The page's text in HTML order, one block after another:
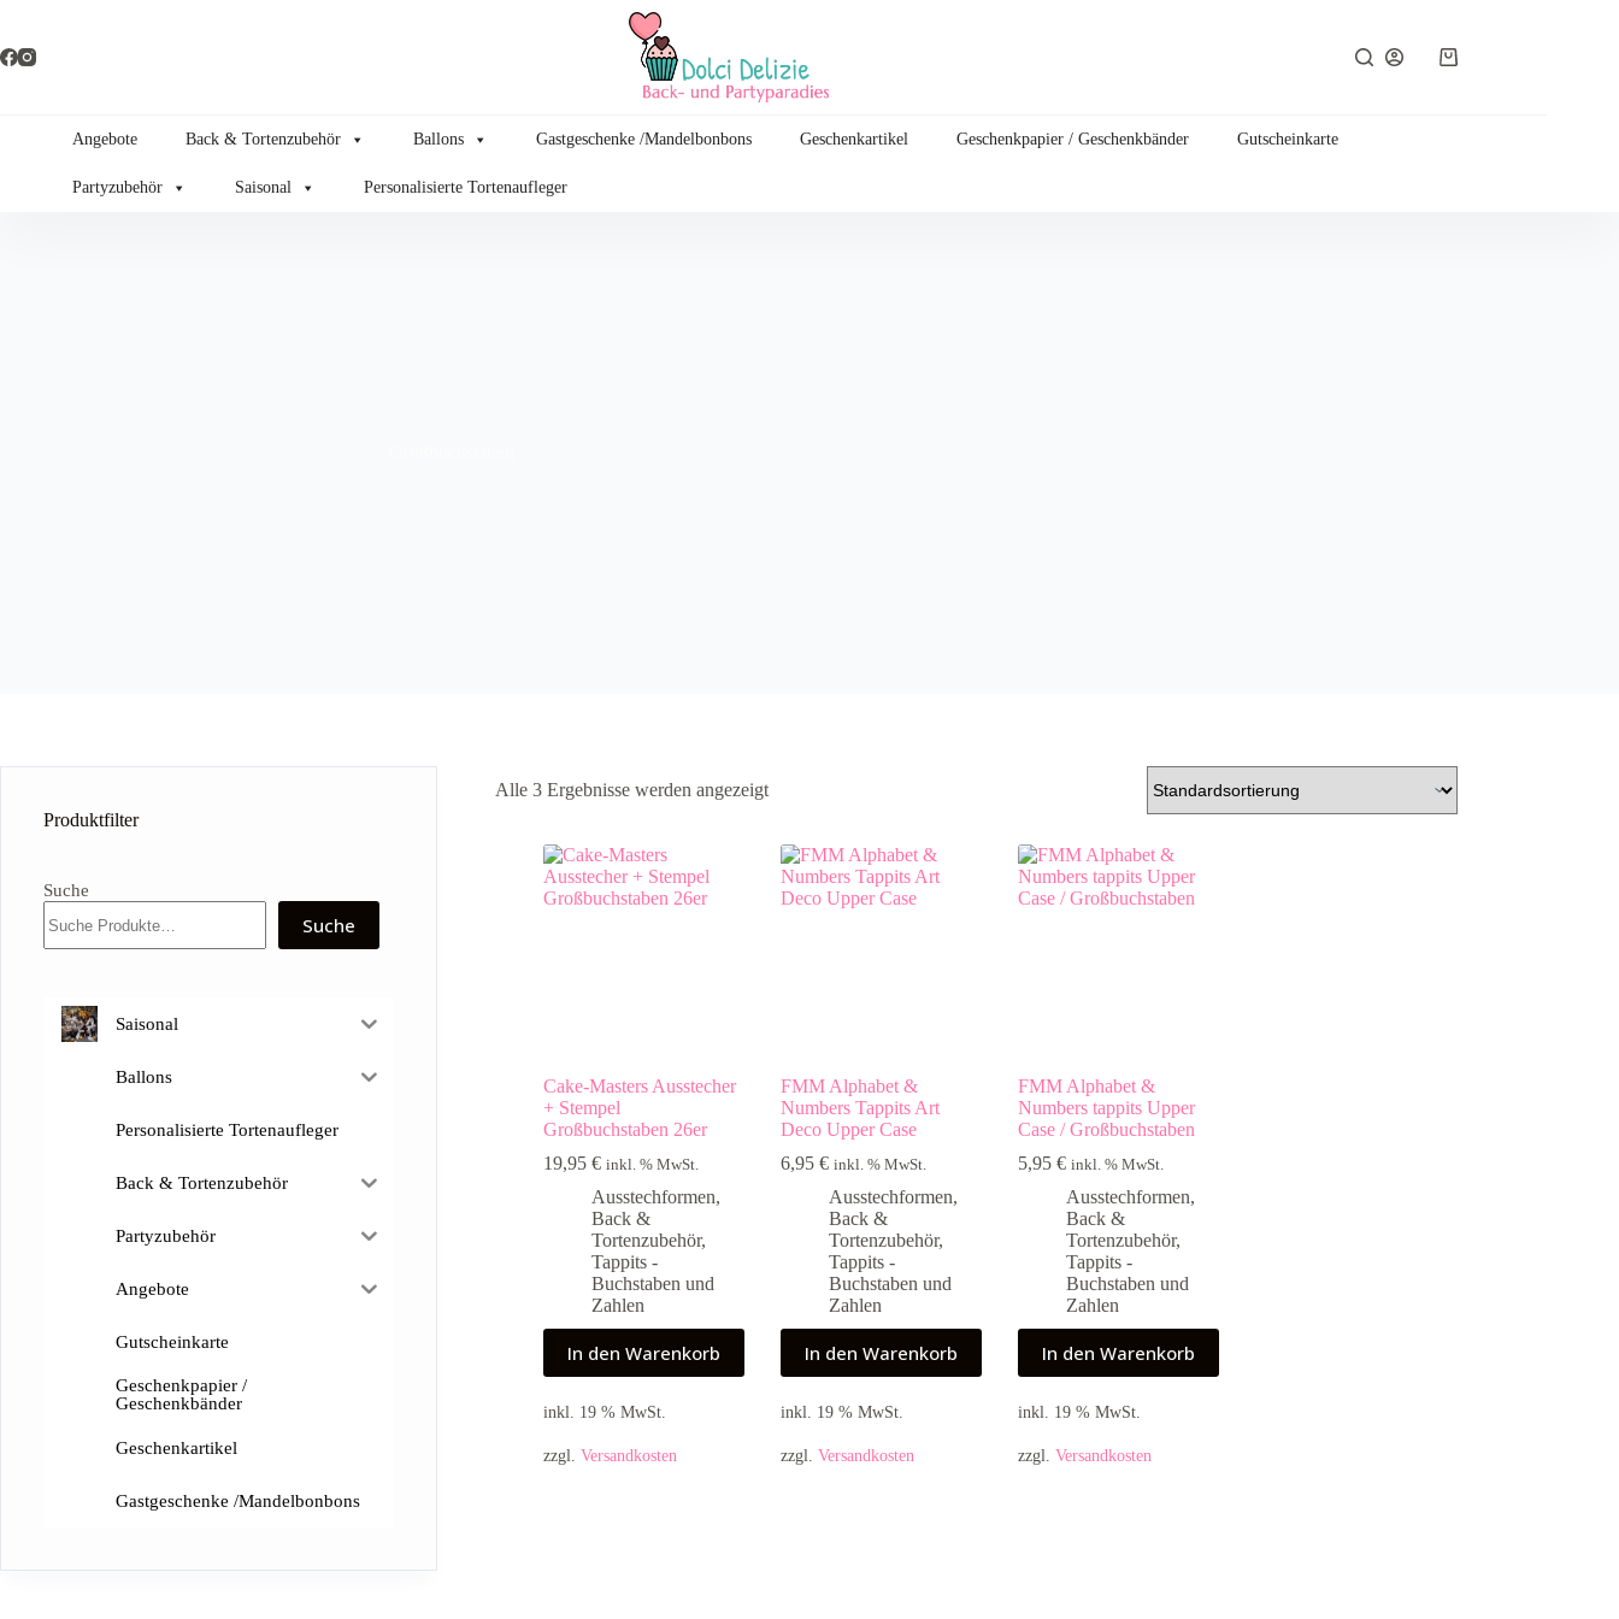
springen
Warenkorb
Angebote Back & Tortenzubehör Ballons Gastgeschenke /Mandelbonbons Geschenkartikel Geschenkpapier / Geschenkbänder Gutscheinkarte
Partyzubehör Saisonal Personalisierte Tortenaufleger
Alle 3 Ergebnisse werden angezeigt
Cake-Masters Ausstecher
+ Stempel
Großbuchstaben 26er
19,95€ inkl. % MwSt.
Ausstechformen,
Back &
Tortenzubehör,
Tappits -
Buchstaben und
Zahlen
In den Warenkorb
inkl. 19 % MwSt.
zzgl.Versandkosten
FMM Alphabet &
Numbers Tappits Art
Deco Upper Case
6,95€ inkl. % MwSt.
Ausstechformen,
Back &
Tortenzubehör,
Tappits -
Buchstaben und
Zahlen
In den Warenkorb
inkl. 19 % MwSt.
zzgl.Versandkosten
FMM Alphabet &
Numbers tappits Upper
Case / Großbuchstaben
5,95€ inkl. % MwSt.
Ausstechformen,
Back &
Tortenzubehör,
Tappits -
Buchstaben und
Zahlen
In den Warenkorb
inkl. 19 % MwSt.
zzgl.Versandkosten
Produktfilter
Suche
Suche
Saisonal
Ballons
Personalisierte Tortenaufleger
Back & Tortenzubehör
Partyzubehör
Angebote
Gutscheinkarte
Geschenkpapier /
Geschenkbänder
Geschenkartikel
Gastgeschenke /Mandelbonbons